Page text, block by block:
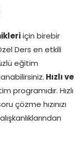
için birebir
Ders en etkili
eğitim
Hızlı ve
programıdır. Hızlı
çözme hızınızı